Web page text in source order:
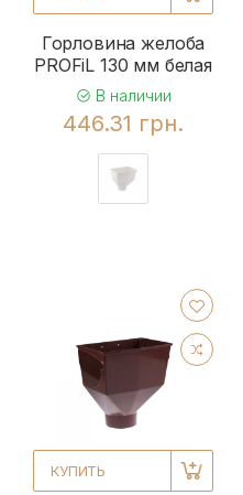
Горловина желоба
PROFiL 130 мм белая
В наличии
446.31 грн.
КУПИТЬ